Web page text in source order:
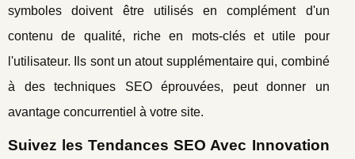
symboles doivent être utilisés en complément d'un
contenu de qualité, riche en mots-clés et utile pour
l'utilisateur. Ils sont un atout supplémentaire qui, combiné
à des techniques SEO éprouvées, peut donner un
avantage concurrentiel à votre site.
Suivez les Tendances SEO Avec Innovation